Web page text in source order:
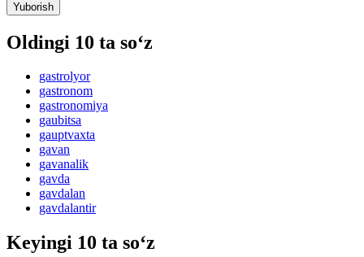
Yuborish
Oldingi 10 ta so‘z
gastrolyor
gastronom
gastronomiya
gaubitsa
gauptvaxta
gavan
gavanalik
gavda
gavdalan
gavdalantir
Keyingi 10 ta so‘z